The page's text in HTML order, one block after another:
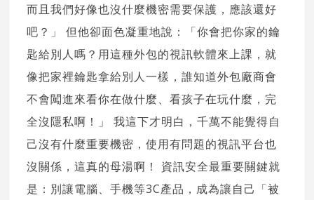
而且我們好像也沒什麼機密需要保護，應該還好
吧？」 但他卻面色凝重地說：「你會把你家的鑰
匙給別人嗎？用這種外包的視訊軟體來上課，就
像把家裡鑰匙拿給別人一樣，誰知道外包廠商會
不會闖進來看你在做什麼、看孩子在玩什麼，完
全沒隱私啊！」 我這下才明白，千萬不能覺得自
己沒有什麼重要機密，使用有問題的視訊平台也
沒關係，這真的母湯啊！ 資訊安全最重要關鍵就
是：別讓電腦、手機等3C產品，成為讓自己「被